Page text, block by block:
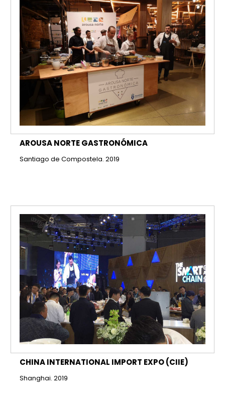
AROUSA NORTE GASTRONÓMICA
Santiago de Compostela. 2019
CHINA INTERNATIONAL IMPORT EXPO (CIIE)
Shanghai. 2019